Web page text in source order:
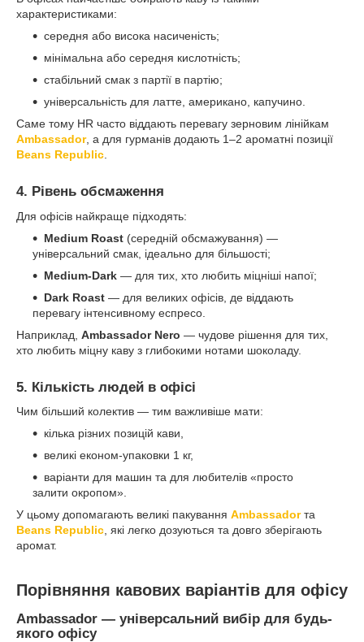
характеристиками:
середня або висока насиченість;
мінімальна або середня кислотність;
стабільний смак з партії в партію;
універсальність для латте, американо, капучино.
Саме тому HR часто віддають перевагу зерновим лінійкам
Ambassador, а для гурманів додають 1–2 ароматні позиції
Beans Republic
4. Рівень обсмаження
Для офісів найкраще підходять:
Medium Roast (середній обсмажування) —
універсальний смак, ідеально для більшості;
Medium-Dark — для тих, хто любить міцніші напої;
Dark Roast — для великих офісів, де віддають
перевагу інтенсивному еспресо.
Наприклад, Ambassador Nero — чудове рішення для тих,
хто любить міцну каву з глибокими нотами шоколаду.
5. Кількість людей в офісі
Чим більший колектив — тим важливіше мати:
кілька різних позицій кави,
великі економ-упаковки 1 кг,
варіанти для машин та для любителів «просто
залити окропом».
У цьому допомагають великі пакування Ambassador та
Beans Republic, які легко дозуються та довго зберігають
аромат.
Порівняння кавових варіантів для офісу
Ambassador — універсальний вибір для будь-
якого офісу